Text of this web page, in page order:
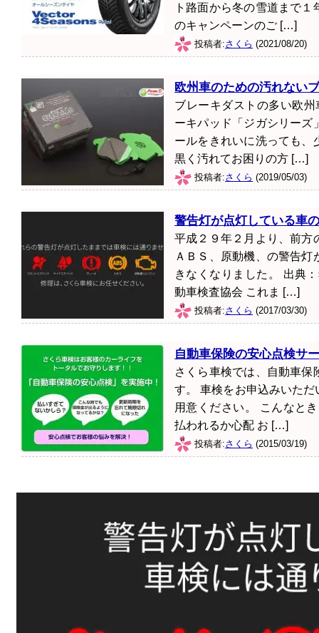
ト路面から冬の雪道まで
のキャンペーンのご […]
投稿者:さくら (2021/08/20)
欧州車のための汚れない
ブレーキダストの多い欧
ーキパッド「ジガシリーズ
ールをきれいに洗っても、
黒く汚れてお困りの方 […]
投稿者:さくら (2019/05/03)
警告灯が点灯している車
平成２９年２月より、前方
ＡＢＳ、原動機、の警告
きなくなりました。 出典
動車検査協会 これま […]
投稿者:さくら (2017/03/30)
自動車保険の安心点検サ
さくら車検では、自動車
す。 車検をお申込みいた
用意ください。 こんなと
払われるか心配 お […]
投稿者:さくら (2015/03/19)